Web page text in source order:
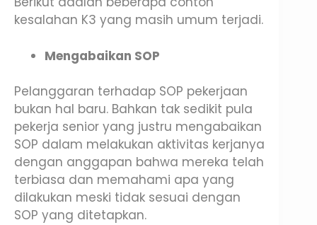
kesalahan K3 yang masih umum terjadi.
Mengabaikan SOP
Pelanggaran terhadap SOP pekerjaan
bukan hal baru. Bahkan tak sedikit pula
pekerja senior yang justru mengabaikan
SOP dalam melakukan aktivitas kerjanya
dengan anggapan bahwa mereka telah
terbiasa dan memahami apa yang
dilakukan meski tidak sesuai dengan
SOP yang ditetapkan.